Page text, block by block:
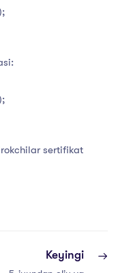
sertifikat
Keyingi